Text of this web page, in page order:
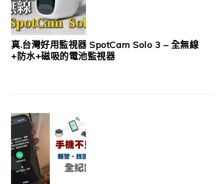
真.台灣好用監視器 SpotCam Solo 3 – 全無線
+防水+磁吸的電池監視器